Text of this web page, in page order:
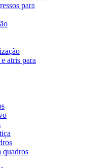
para
atris para
quadros